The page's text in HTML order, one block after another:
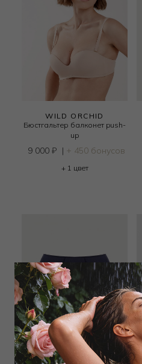
WILD ORCHID
Бюстгальтер балконет push-
up
9 000 ₽ | + 450 бонусов
+ 1 цвет